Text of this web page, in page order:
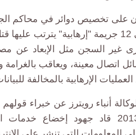
على تخصيص دوائر في محاكم
باﻹعدام على 12 جريمة "إرهابية"
غير السجن مثل اﻹبعاد عن
اتصال معينة، ويعاقب بالغرامة
العمليات اﻹرهابية بالمخالفة
أنباء رويترز عن خبراء
في أوائل 2013 قاد جهود إخضاع